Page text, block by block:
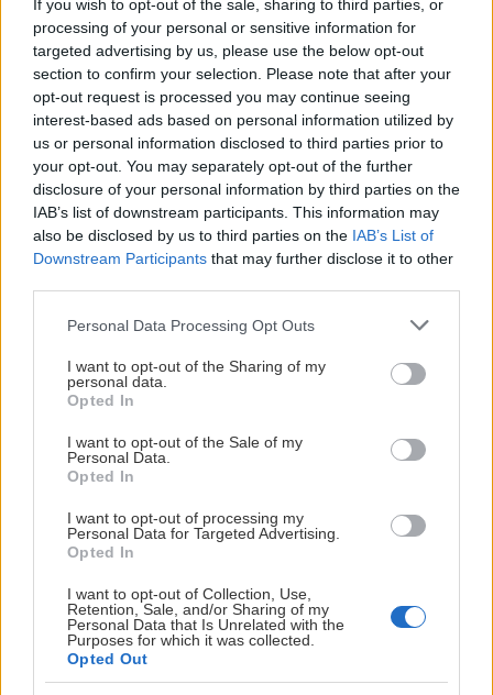
If you wish to opt-out of the sale, sharing to third parties, or
processing of your personal or sensitive information for
targeted advertising by us, please use the below opt-out
section to confirm your selection. Please note that after your
opt-out request is processed you may continue seeing
interest-based ads based on personal information utilized by
us or personal information disclosed to third parties prior to
your opt-out. You may separately opt-out of the further
disclosure of your personal information by third parties on the
IAB’s list of downstream participants. This information may
also be disclosed by us to third parties on the IAB’s List of
Downstream Participants that may further disclose it to other
Please note that this website/app uses one or more Google
not limited to your visit or usage behaviour. You may click to
grant or deny consent to Google and its third-party tags to
use your data for below specified purposes in below Google
consent section.
Personal Data Processing Opt Outs
I want to opt-out of the Sharing of my
personal data.
Opted In
I want to opt-out of the Sale of my
Personal Data.
Opted In
I want to opt-out of processing my
Personal Data for Targeted Advertising.
Opted In
I want to opt-out of Collection, Use,
Retention, Sale, and/or Sharing of my
Personal Data that Is Unrelated with the
Purposes for which it was collected.
Opted Out
I Djurgården är alla barn välkomna, oavsett
bakgrund, kön eller etnicitet. Vi har inget krav på
förkunskaper utan vi lär oss att åka skridskor
tillsammans under passen.
Som organisatör är vi välorganiserade, inspirerande
och aktiva. Vi uppmuntrar genomförande och
berömmer ansträngningen. Mindre fokus är på
kvalité utan det viktigaste är att barnen är aktiva
och ungdomsidrott. Våra ledare har hög utbildning
och särskilt lämpade att aktivera barn och
ungdomar i idrottsaktiviteter.
Vi har tydliga ramar som vi arbetar efter. Läs våra
riktlinjer och värdegrund för ungdomsverksamheten
Visa mer
HUVUDPARTNERS